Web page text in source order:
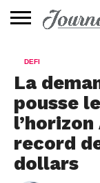
📰
EVALUATION
GUIDE
TENDANCES
À
CONTACTEZ-
DEFI
La
pousse
l’horizon
record
dollars